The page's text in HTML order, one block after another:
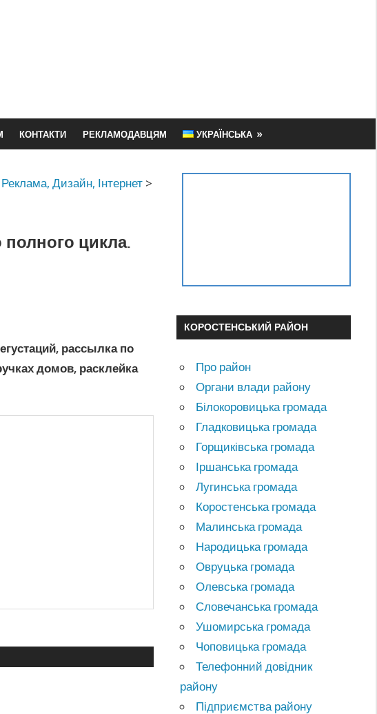
КОНТАКТИ РЕКЛАМОДАВЦЯМ УКРАЇНСЬКА
Реклама, Дизайн, Інтернет >
цикла.
рассылка по
домов, расклейка
КОРОСТЕНСЬКИЙ РАЙОН
Про район
Органи влади району
Білокоровицька громада
Гладковицька громада
Горщиківська громада
Іршанська громада
Лугинська громада
Коростенська громада
Малинська громада
Народицька громада
Овруцька громада
Олевська громада
Словечанська громада
Ушомирська громада
Чоповицька громада
Телефонний довідник
району
Підприємства району